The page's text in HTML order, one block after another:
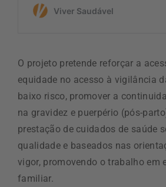
O projeto pretende reforçar a
equidade no acesso à vigilância
baixo risco, promover a
na gravidez e puerpério (pós-
prestação de cuidados de saúde
qualidade e baseados nas
vigor, promovendo o trabalho em
familiar.